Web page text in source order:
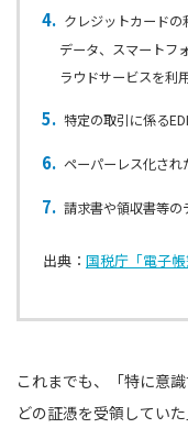
クレジットカード
データ、スマートフ
ラウドサービスを利
特定の取引に係る
ペーパーレス化され
請求書や領収書等の
出典： 国税庁「電子
これまでも、「特に意
どの証憑を受領してい